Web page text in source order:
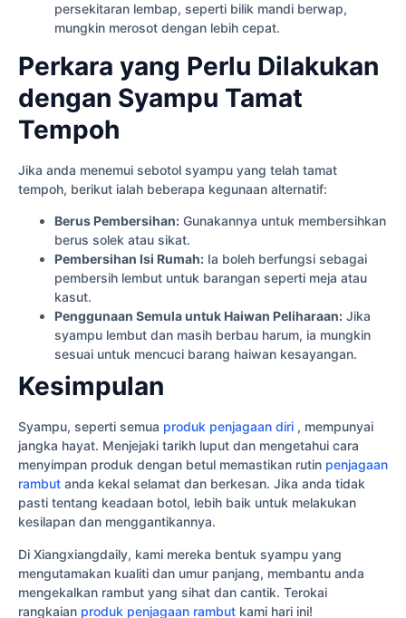
persekitaran lembap, seperti bilik mandi berwap,
mungkin merosot dengan lebih cepat.
Perkara yang Perlu Dilakukan
dengan Syampu Tamat
Tempoh
Jika anda menemui sebotol syampu yang telah tamat
tempoh, berikut ialah beberapa kegunaan alternatif:
Berus Pembersihan: Gunakannya untuk membersihkan
berus solek atau sikat.
Pembersihan Isi Rumah: Ia boleh berfungsi sebagai
pembersih lembut untuk barangan seperti meja atau
kasut.
Penggunaan Semula untuk Haiwan Peliharaan: Jika
syampu lembut dan masih berbau harum, ia mungkin
sesuai untuk mencuci barang haiwan kesayangan.
Kesimpulan
Syampu, seperti semua produk penjagaan diri , mempunyai
jangka hayat. Menjejaki tarikh luput dan mengetahui cara
menyimpan produk dengan betul memastikan rutin penjagaan
rambut anda kekal selamat dan berkesan. Jika anda tidak
pasti tentang keadaan botol, lebih baik untuk melakukan
kesilapan dan menggantikannya.
Di Xiangxiangdaily, kami mereka bentuk syampu yang
mengutamakan kualiti dan umur panjang, membantu anda
mengekalkan rambut yang sihat dan cantik. Terokai
rangkaian produk penjagaan rambut kami hari ini!